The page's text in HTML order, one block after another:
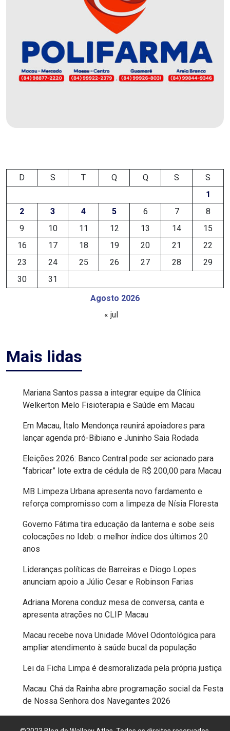
CONQUISTA
DO
MUNDO
CORRIDA
ROSA
CULTURA
CURSINHO
PREPARATÓRIO
DEMISSÕES
ECONÔMICO
DESENVOLVIMENTO
RURAL
DIA
DAS
CRIANÇAS
ECONOMIA
EDUCAÇÃO
ELEIÇÃO
ESCOLAR
ELEIÇÕES
2026
EMANCIPAÇÃO
DE
CARNAUBAIS
Agosto 2026
D S T Q Q S
S
1
2
3 4 5 6 7
8
9
10 11 12 13 14
15
16
17 18 19 20 21
22
23
24 25 26 27 28
29
30
31
« jul
Mais lidas
Mariana Santos passa a integrar equipe da Clínica
Welkerton Melo Fisioterapia e Saúde em Macau
Em Macau, Ítalo Mendonça reunirá apoiadores para
lançar agenda pró-Bibiano e Juninho Saia Rodada
Eleições 2026: Banco Central pode ser acionado para
“fabricar” lote extra de cédula de R$ 200,00 para Macau
MB Limpeza Urbana apresenta novo fardamento e
reforça compromisso com a limpeza de Nísia Floresta
Governo Fátima tira educação da lanterna e sobe seis
colocações no Ideb: o melhor índice dos últimos 20
anos
Lideranças políticas de Barreiras e Diogo Lopes
anunciam apoio a Júlio Cesar e Robinson Farias
Adriana Morena conduz mesa de conversa, canta e
apresenta atrações no CLIP Macau
Macau recebe nova Unidade Móvel Odontológica para
ampliar atendimento à saúde bucal da população
Lei da Ficha Limpa é desmoralizada pela própria justiça
Macau: Chá da Rainha abre programação social da Festa
de Nossa Senhora dos Navegantes 2026